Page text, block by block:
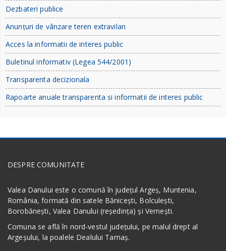
Dezbateri publice
Anunțuri de vânzare teren extravilan
Acces la informatii de interes public
Buletinul informativ (Legea 544/2001)
Transparenta decizionala
Rapoarte anuale transparenta si informatii de interes public
DESPRE COMUNITATE
Valea Danului este o comună în județul Argeș, Muntenia,
România, formată din satele Bănicești, Bolculești,
Borobănești, Valea Danului (reședința) și Vernești.
Comuna se află în nord-vestul județului, pe malul drept al
Argeșului, la poalele Dealului Tamaș.